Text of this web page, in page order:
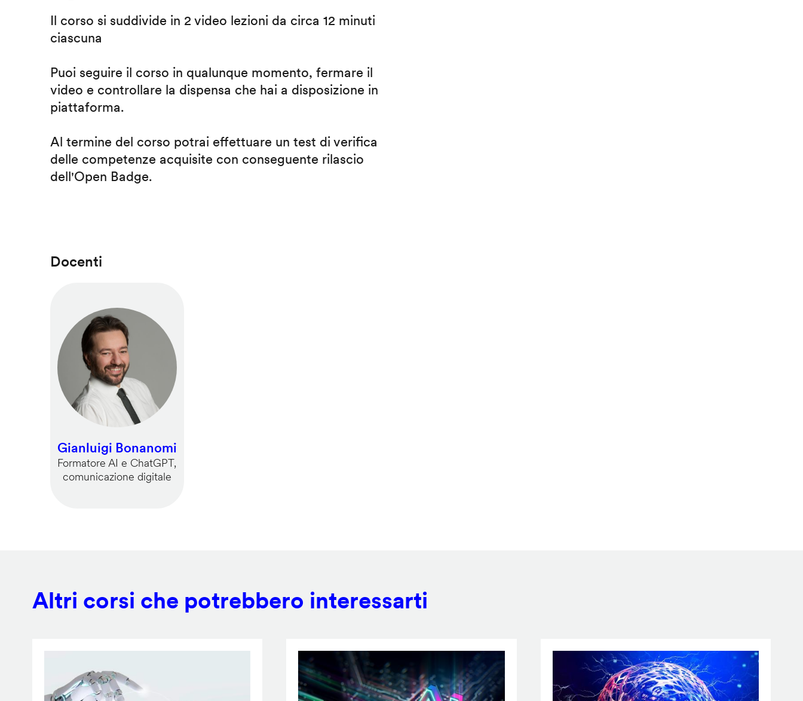
Il corso si suddivide in 2 video lezioni da circa 12 minuti
ciascuna
Puoi seguire il corso in qualunque momento, fermare il
video e controllare la dispensa che hai a disposizione in
piattaforma.
Al termine del corso potrai effettuare un test di verifica
delle competenze acquisite con conseguente rilascio
dell'Open Badge.
Docenti
Gianluigi Bonanomi
Formatore AI e ChatGPT,
comunicazione digitale
Altri corsi che potrebbero interessarti